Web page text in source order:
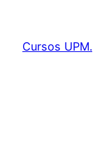
contenido
Cursos UPM.